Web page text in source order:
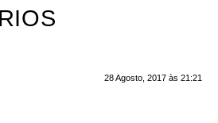
28 Agosto, 2017 às 21:21